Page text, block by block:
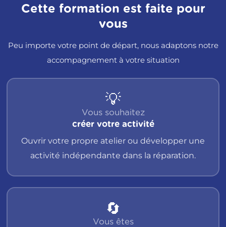
Cette formation est faite pour
vous
Peu importe votre point de départ, nous adaptons notre
accompagnement à votre situation
💡
Vous souhaitez
créer votre activité
Ouvrir votre propre atelier ou développer une
activité indépendante dans la réparation.
🔄
Vous êtes